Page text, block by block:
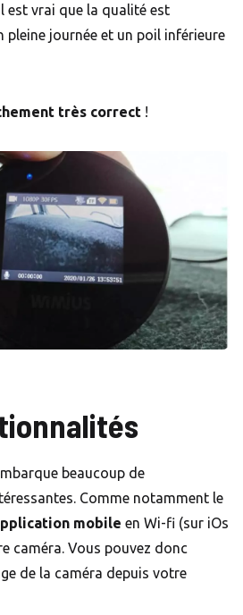
est vrai que la qualité est
pleine journée et un poil inférieure
très correct !
beaucoup de
Comme notamment le
mobile en Wi-fi (sur iOs
caméra. Vous pouvez donc
de la caméra depuis votre